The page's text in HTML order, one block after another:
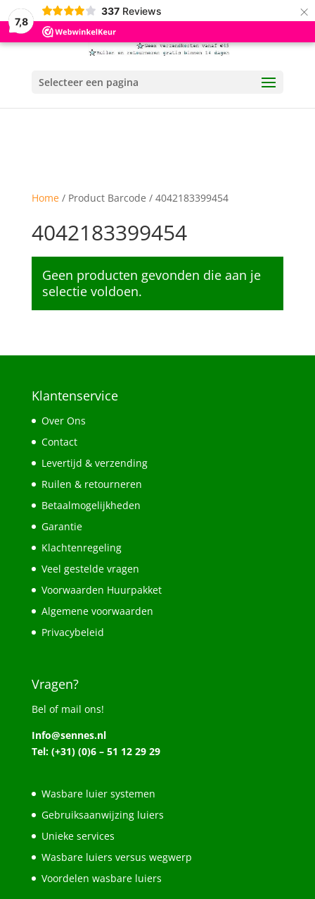
7,8
337 Reviews ×
Selecteer een pagina
Home/ Product Barcode / 4042183399454
4042183399454
Geen producten gevonden die aan je
selectie voldoen.
Klantenservice
Over Ons
Contact
Levertijd & verzending
Ruilen & retourneren
Betaalmogelijkheden
Garantie
Klachtenregeling
Veel gestelde vragen
Voorwaarden Huurpakket
Algemene voorwaarden
Privacybeleid
Vragen?
Bel of mail ons!
Info@sennes.nl
Tel: (+31) (0)6 – 51 12 29 29
Wasbare luier systemen
Gebruiksaanwijzing luiers
Unieke services
Wasbare luiers versus wegwerp
Voordelen wasbare luiers